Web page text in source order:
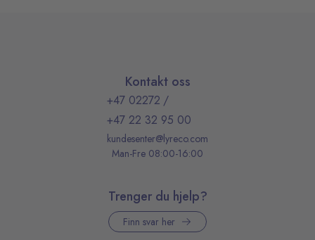
Kontakt oss
+47 02272 /
+47 22 32 95 00
kundesenter@lyreco.com
Man-Fre 08:00-16:00
Trenger du hjelp?
Finn svar her